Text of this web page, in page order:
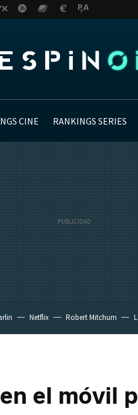
CINE RANKINGS SERIES
Netflix Robert Mitchum
el móvil